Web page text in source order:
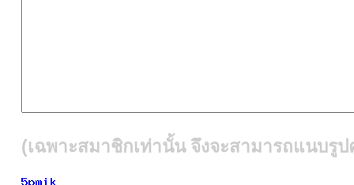
(เฉพาะสมาชิกเท่านั้น จึงจะสามารถแนบรู